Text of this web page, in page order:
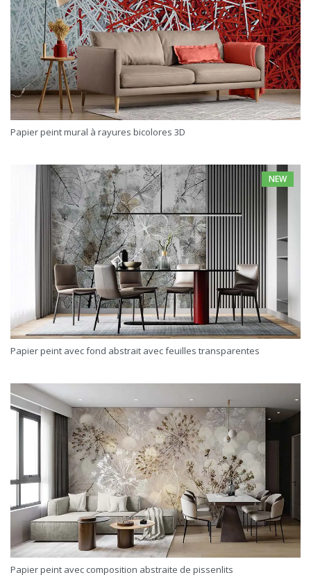
Papier peint mural à rayures bicolores 3D
NEW
Papier peint avec fond abstrait avec feuilles transparentes
Papier peint avec composition abstraite de pissenlits